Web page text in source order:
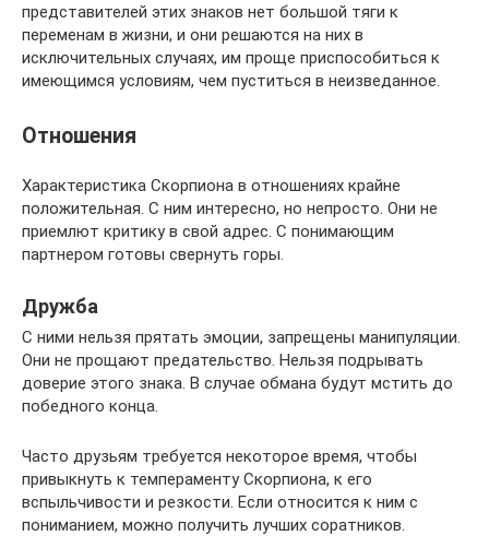
представителей этих знаков нет большой тяги к
переменам в жизни, и они решаются на них в
исключительных случаях, им проще приспособиться к
имеющимся условиям, чем пуститься в неизведанное.
Отношения
Характеристика Скорпиона в отношениях крайне
положительная. С ним интересно, но непросто. Они не
приемлют критику в свой адрес. С понимающим
партнером готовы свернуть горы.
Дружба
С ними нельзя прятать эмоции, запрещены манипуляции.
Они не прощают предательство. Нельзя подрывать
доверие этого знака. В случае обмана будут мстить до
победного конца.
Часто друзьям требуется некоторое время, чтобы
привыкнуть к темпераменту Скорпиона, к его
вспыльчивости и резкости. Если относится к ним с
пониманием, можно получить лучших соратников.